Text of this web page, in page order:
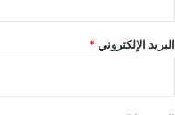
البريد الإلكتروني*